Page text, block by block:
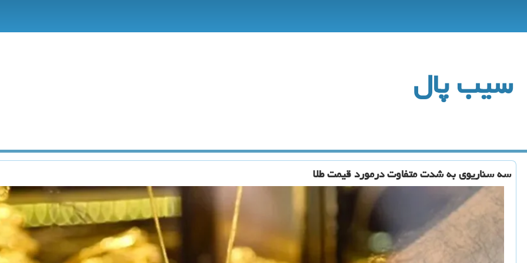
سیب پال
سه سناریوی به شدت متفاوت درمورد قیمت طلا